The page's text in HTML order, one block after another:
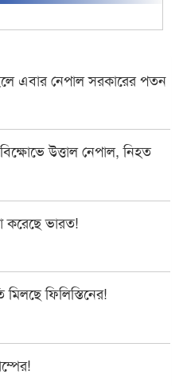
এবার নেপাল সরকারের পতন
উত্তাল নেপাল, নিহত
করেছে ভারত!
ফিলিস্তিনের!